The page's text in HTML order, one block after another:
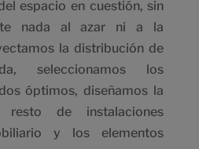
espacio en cuestión, sin
nada al azar ni a la
la distribución de
seleccionamos los
óptimos, diseñamos la
de instalaciones
y los elementos